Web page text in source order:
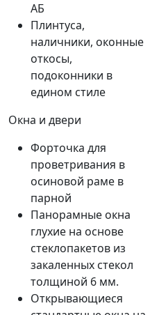
АБ
Плинтуса,
наличники, оконные
откосы,
подоконники в
едином стиле
Окна и двери
Форточка для
проветривания в
осиновой раме в
парной
Панорамные окна
глухие на основе
стеклопакетов из
закаленных стекол
толщиной 6 мм.
Открывающиеся